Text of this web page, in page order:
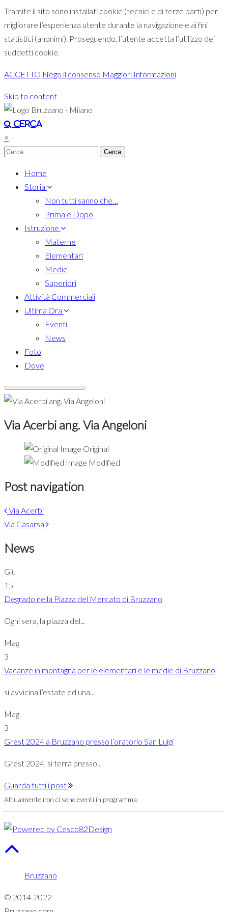
Tramite il sito sono installati cookie (tecnici e di terze parti) per
migliorare l’esperienza utente durante la navigazione e ai fini
statistici (anonimi). Proseguendo, l’utente accetta l’utilizzo dei
suddetti cookie.
ACCETTO Nego il consenso Maggiori Informazioni
Skip to content
Toggle navigation
Cerca
×
Home
Storia
Non tutti sanno che…
Prima e Dopo
Istruzione
Materne
Elementari
Medie
Superiori
Attività Commerciali
Ultima Ora
Eventi
News
Foto
Dove
Via Acerbi ang. Via Angeloni
Original
Modified
Post navigation
Via Acerbi
Via Casarsa
News
Giu
15
Degrado nella Piazza del Mercato di Bruzzano
Ogni sera, la piazza del...
Mag
3
Vacanze in montagna per le elementari e le medie di Bruzzano
si avvicina l’estate ed una...
Mag
3
Grest 2024 a Bruzzano presso l’oratorio San Luigi
Grest 2024, si terrà presso...
Guarda tutti i post
Attualmente non ci sono eventi in programma.
Bruzzano
© 2014-2022